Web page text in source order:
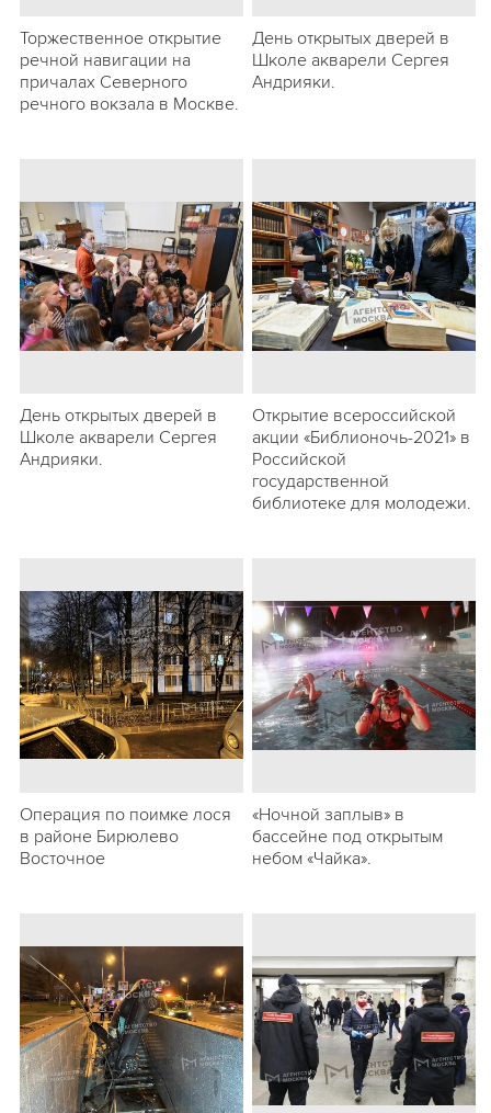
Торжественное открытие
речной навигации на
причалах Северного
речного вокзала в Москве.
День открытых дверей в
Школе акварели Сергея
Андрияки.
День открытых дверей в
Школе акварели Сергея
Андрияки.
Открытие всероссийской
акции «Библионочь-2021» в
Российской
государственной
библиотеке для молодежи.
Операция по поимке лося
в районе Бирюлево
Восточное
«Ночной заплыв» в
бассейне под открытым
небом «Чайка».